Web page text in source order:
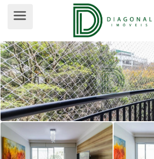
APARTAMENTO PARA